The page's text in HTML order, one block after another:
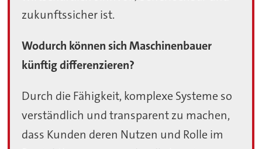
zukunftssicher ist.
Wodurch können sich Maschinenbauer
künftig differenzieren?
Durch die Fähigkeit, komplexe Systeme so
verständlich und transparent zu machen,
dass Kunden deren Nutzen und Rolle im